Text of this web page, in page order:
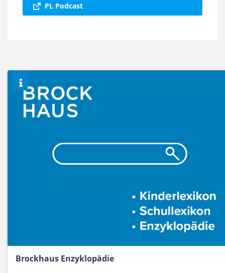
PL Podcast
Brockhaus Enzyklopädie